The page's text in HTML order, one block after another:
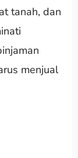
tanah, dan
menjual